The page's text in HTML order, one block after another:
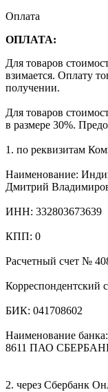
Оплата
ОПЛАТА:
Для товаров
взимается. Оплату
получении.
Для товаров
в размере 30%.
1. по реквизитам
Наименование:
Дмитрий
ИНН: 332803673639
КПП: 0
Расчетный счет №
Корреспондентский
БИК: 041708602
Наименование
8611 ПАО
2. через Сбербанк